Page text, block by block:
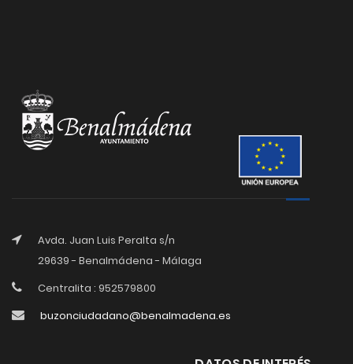
Avda. Juan Luis Peralta s/n
29639 - Benalmádena - Málaga
Centralita : 952579800
buzonciudadano@benalmadena.es